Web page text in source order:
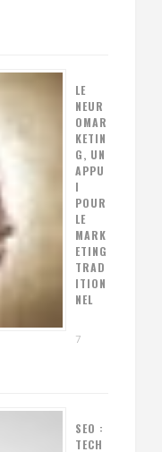
LE
NEUR
OMAR
KETIN
G, UN
APPU
I
POUR
LE
MARK
ETING
TRAD
ITION
NEL
7
SEO :
TECH